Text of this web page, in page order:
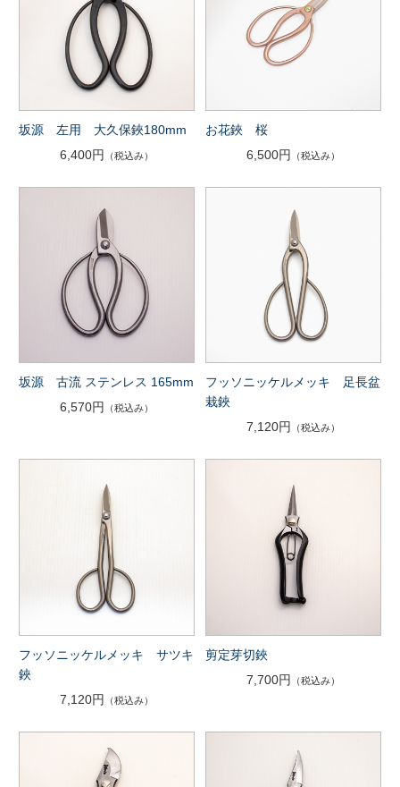
坂源 左用 大久保鋏180mm
6,400円
（税込み）
お花鋏 桜
6,500円
（税込み）
坂源 古流 ステンレス 165mm
6,570円
（税込み）
フッソニッケルメッキ 足長盆
栽鋏
7,120円
（税込み）
フッソニッケルメッキ サツキ
鋏
7,120円 （税込み）
剪定芽切鋏
7,700円
（税込み）